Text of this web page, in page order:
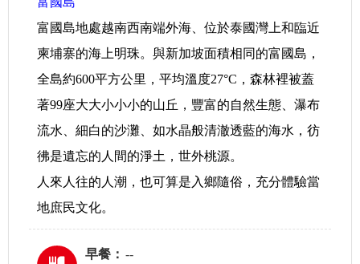
富國島地處越南西南端外海、位於泰國灣上和臨近
柬埔寨的海上明珠。與新加坡面積相同的富國島，
全島約600平方公里，平均溫度27°C，森林裡被蓋
著99座大大小小小的山丘，豐富的自然生態、瀑布
流水、細白的沙灘、如水晶般清澈透藍的海水，彷
彿是遺忘的人間的淨土，世外桃源。
人來人往的人潮，也可算是入鄉隨俗，充分體驗當
地庶民文化。
早餐： --